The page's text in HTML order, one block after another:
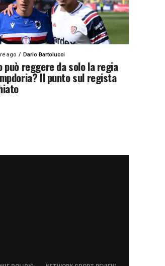
ago Dario Bartolucci
può reggere da solo la regia
Il punto sul regista